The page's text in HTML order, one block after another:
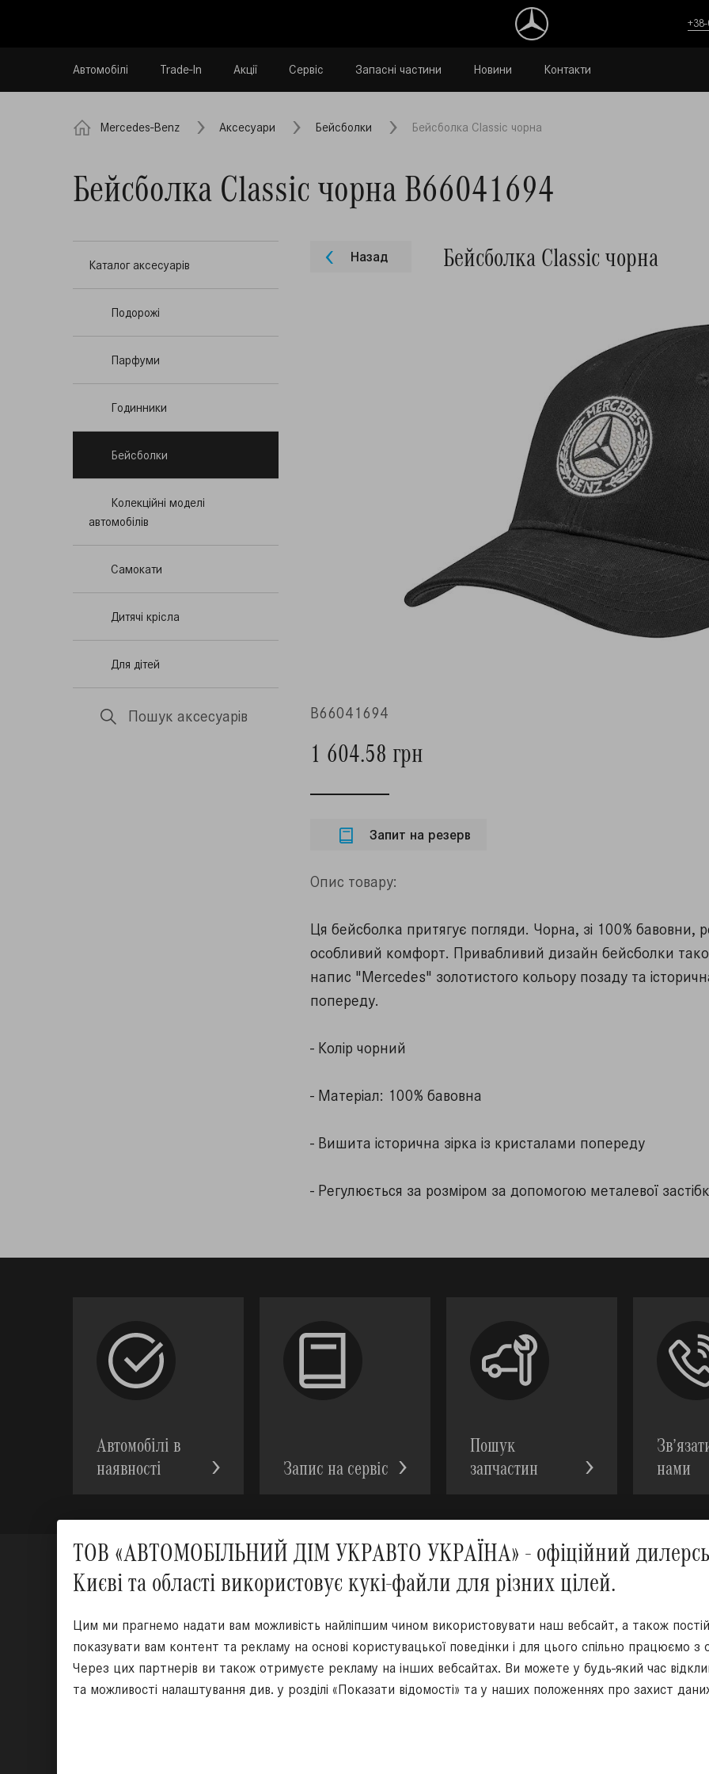
Автомобілі Trade-In Акції Сервіс Запасні частини Новини Контакти
Mercedes-Benz Аксесуари Бейсболки Бейсболка Classic чорна
Бейсболка Classic чорна B66041694
Каталог аксесуарів
Подорожі
Парфуми
Годинники
Бейсболки
Колекційні моделі
автомобілів
Самокати
Дитячi крісла
Для дітей
Пошук аксесуарів
Назад Бейсболка Classic чорна
B66041694
1 604.58 грн
Запит на резерв
Опис товару:
Ця бейсболка притягує погляди. Чорна, зі 100% бавовни,
особливий комфорт. Привабливий дизайн бейсболки
напис "Mercedes" золотистого кольору позаду та
попереду.
- Колір чорний
- Матеріал: 100% бавовна
- Вишита історична зірка із кристалами попереду
- Регулюється за розміром за допомогою металевої
ТОВ «АВТОМОБІЛЬНИЙ ДІМ УКРАВТО УКРАЇНА» - офіційний
Києві та області використовує кукі-файли для різних цілей.
Цим ми прагнемо надати вам можливість найліпшим чином використовувати наш вебсайт, а також
показувати вам контент та рекламу на основі користувацької поведінки і для цього спільно
Через цих партнерів ви також отримуєте рекламу на інших вебсайтах. Ви можете у будь-який час
та можливості налаштування див. у розділі «Показати відомості» та у наших положеннях про захист
Автомобілі в
наявності
Запис на сервic
Пошук
запчастин
нами
Ми у